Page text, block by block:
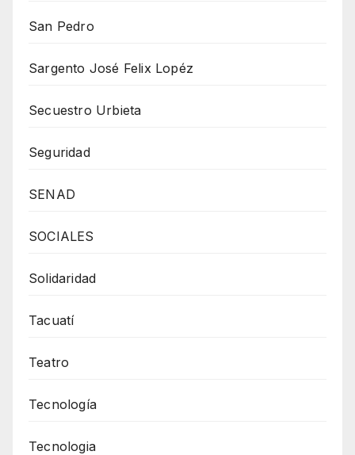
San Pedro
Sargento José Felix Lopéz
Secuestro Urbieta
Seguridad
SENAD
SOCIALES
Solidaridad
Tacuatí
Teatro
Tecnología
Tecnologia